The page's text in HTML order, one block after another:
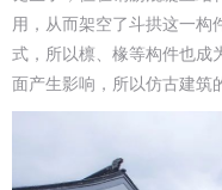
用，从而架空了斗拱这一构
式，所以檩、椽等构件也成
面产生影响，所以仿古建筑